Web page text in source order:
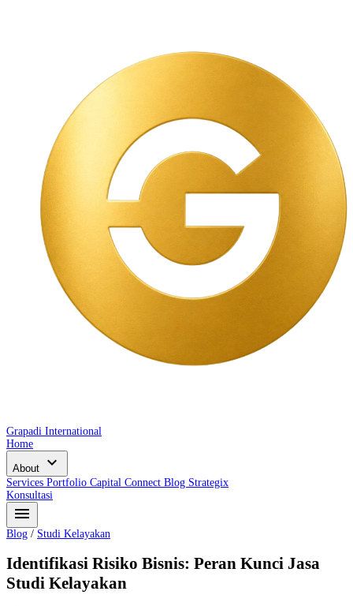
Grapadi International
Home
About expand_more
Services Portfolio Capital Connect Blog Strategix
Konsultasi
menu
Blog / Studi Kelayakan
Identifikasi Risiko Bisnis: Peran Kunci Jasa
Studi Kelayakan